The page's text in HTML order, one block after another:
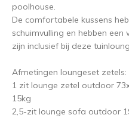
poolhouse.
De comfortabele kussens
schuimvulling en hebben
zijn inclusief bij deze
Afmetingen loungeset zetels:
1 zit lounge zetel outdoor
15kg
2,5-zit lounge sofa outdoor